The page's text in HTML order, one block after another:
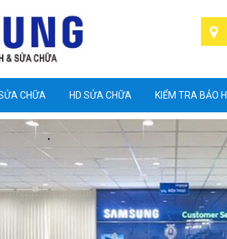
CHỮA HD SỬA CHỮA KIỂM TRA BẢO